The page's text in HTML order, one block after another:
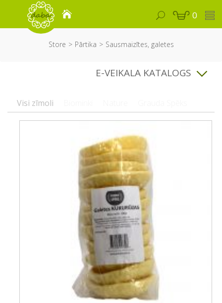
0
Store Pārtika Sausmaizītes, galetes
E-VEIKALA KATALOGS
Visi zīmoli